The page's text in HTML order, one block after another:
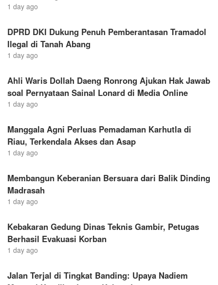
1 day ago
DPRD DKI Dukung Penuh Pemberantasan Tramadol
Ilegal di Tanah Abang
1 day ago
Ahli Waris Dollah Daeng Ronrong Ajukan Hak Jawab
soal Pernyataan Sainal Lonard di Media Online
1 day ago
Manggala Agni Perluas Pemadaman Karhutla di
Riau, Terkendala Akses dan Asap
1 day ago
Membangun Keberanian Bersuara dari Balik Dinding
Madrasah
1 day ago
Kebakaran Gedung Dinas Teknis Gambir, Petugas
Berhasil Evakuasi Korban
1 day ago
Jalan Terjal di Tingkat Banding: Upaya Nadiem